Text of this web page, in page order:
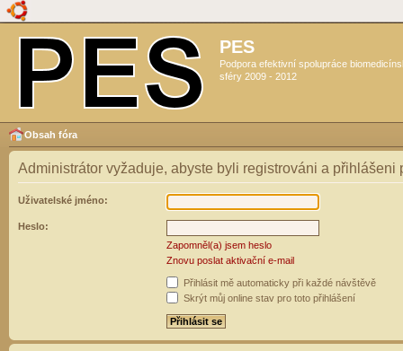
PES
Podpora efektivní spolupráce
sféry 2009 - 2012
Obsah fóra
Administrátor vyžaduje, abyste byli registrováni a přihlášeni
Uživatelské jméno:
Heslo:
Zapomněl(a) jsem heslo
Znovu poslat aktivační e-mail
Přihlásit mě automaticky při každé návštěvě
Skrýt můj online stav pro toto přihlášení